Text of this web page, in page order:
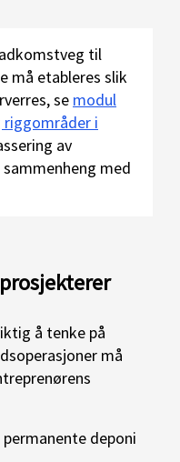
til
må etableres slik
se modul
riggområder i
av
med
å tenke på
må
deponi